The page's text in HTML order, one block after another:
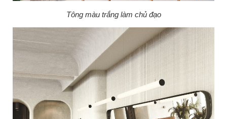
Tông màu trắng làm chủ đạo